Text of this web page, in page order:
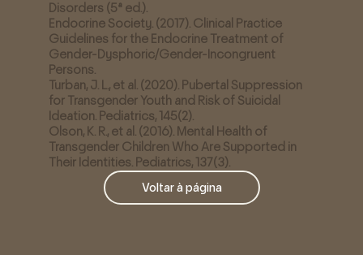
Disorders (5ª ed.).
Endocrine Society. (2017). Clinical Practice
Guidelines for the Endocrine Treatment of
Gender-Dysphoric/Gender-Incongruent
Persons.
Turban, J. L., et al. (2020). Pubertal Suppression
for Transgender Youth and Risk of Suicidal
Ideation. Pediatrics, 145(2).
Olson, K. R., et al. (2016). Mental Health of
Transgender Children Who Are Supported in
Their Identities. Pediatrics, 137(3).
Voltar à página